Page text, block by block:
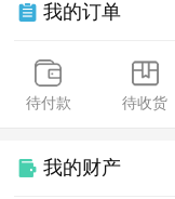
我的订单
待付款 待收货
我的财产